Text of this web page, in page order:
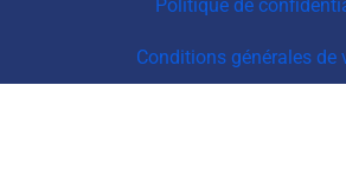
Politique de
Conditions générales de